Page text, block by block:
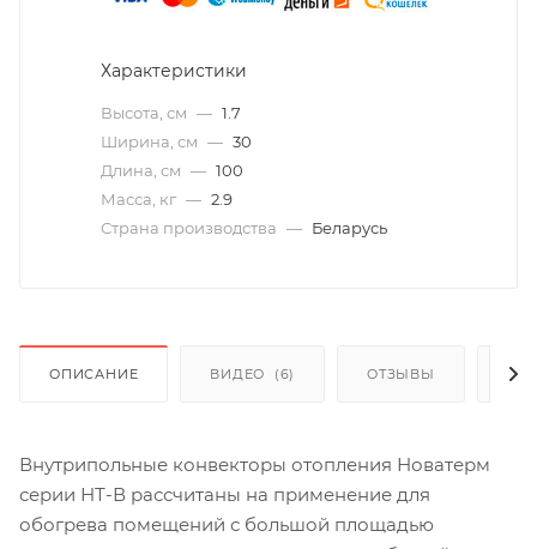
Характеристики
Высота, см — 1.7
Ширина, см — 30
Длина, см — 100
Масса, кг — 2.9
Страна производства — Беларусь
ОПИСАНИЕ ВИДЕО (6) ОТЗЫВЫ
Внутрипольные конвекторы отопления Новатерм
серии НТ-В рассчитаны на применение для
обогрева помещений с большой площадью